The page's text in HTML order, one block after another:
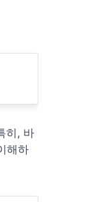
히, 바
해하